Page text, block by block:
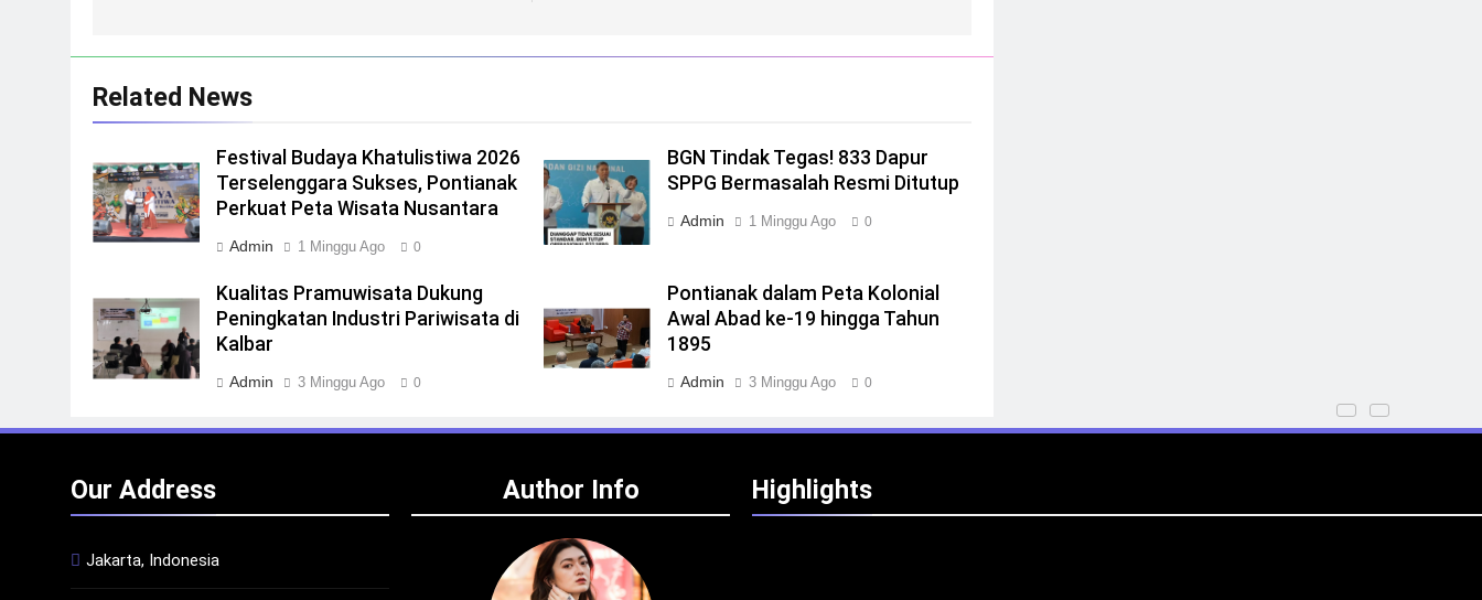
Related News
Festival Budaya Khatulistiwa 2026
Terselenggara Sukses, Pontianak
Perkuat Peta Wisata Nusantara
Admin 1 Minggu Ago 0
BGN Tindak Tegas! 833 Dapur
SPPG Bermasalah Resmi Ditutup
Admin 1 Minggu Ago 0
Kualitas Pramuwisata Dukung
Peningkatan Industri Pariwisata di
Kalbar
Admin 3 Minggu Ago 0
Pontianak dalam Peta Kolonial
Awal Abad ke-19 hingga Tahun
1895
Admin 3 Minggu Ago 0
Our Address
Jakarta, Indonesia
Author Info Highlights